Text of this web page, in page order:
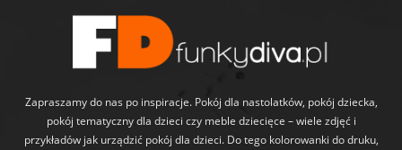
Zapraszamy do nas po inspiracje. Pokój dla nastolatków, pokój dziecka,
pokój tematyczny dla dzieci czy meble dziecięce – wiele zdjęć i
przykładów jak urządzić pokój dla dzieci. Do tego kolorowanki do druku,